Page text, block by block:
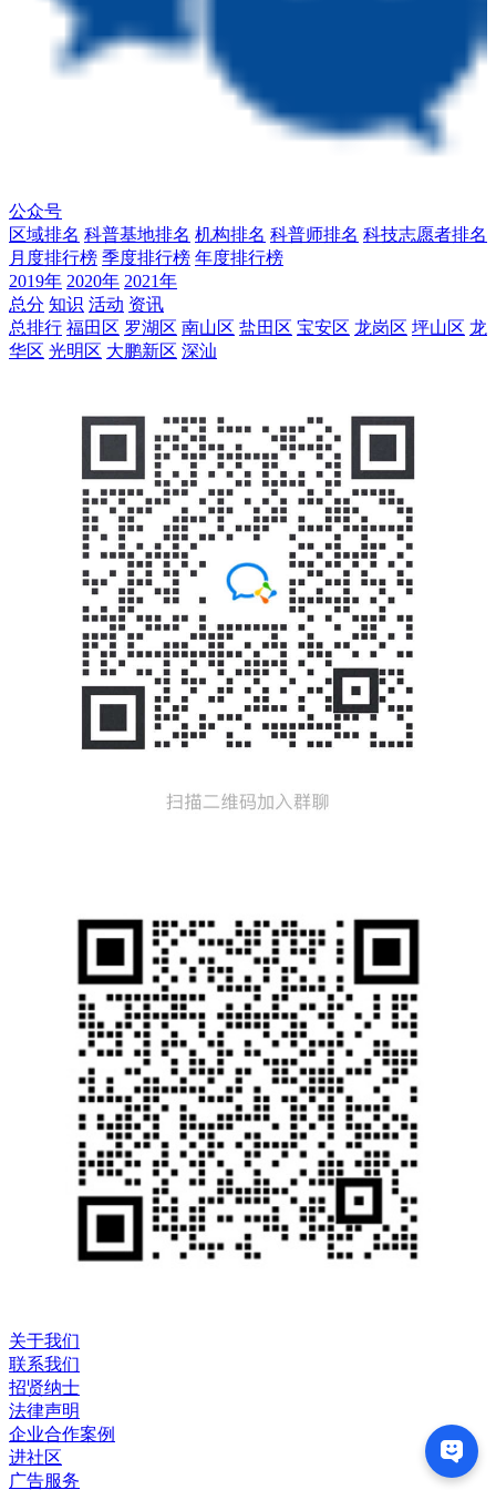
公众号
区域排名 科普基地排名 机构排名 科普师排名 科技志愿者排名
月度排行榜 季度排行榜 年度排行榜
2019年 2020年 2021年
总分 知识 活动 资讯
总排行 福田区 罗湖区 南山区 盐田区 宝安区 龙岗区 坪山区 龙
华区 光明区 大鹏新区 深汕
关于我们
联系我们
招贤纳士
法律声明
企业合作案例
进社区
广告服务